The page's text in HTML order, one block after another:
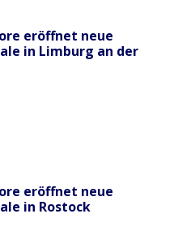
eröffnet neue
in Limburg an der
eröffnet neue
in Rostock